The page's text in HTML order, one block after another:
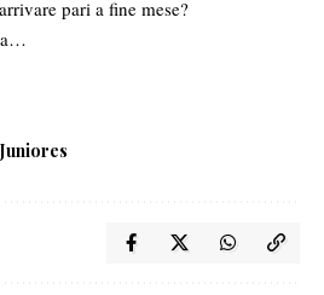
pari a fine mese?
Juniores